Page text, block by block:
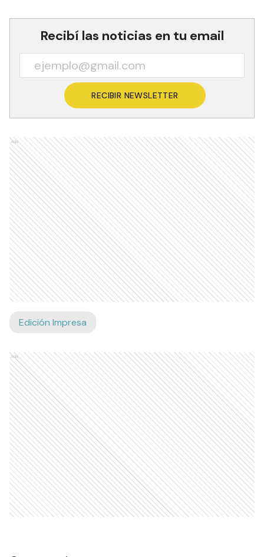
Recibí las noticias en tu email
RECIBIR NEWSLETTER
Ads
Edición Impresa
Ads